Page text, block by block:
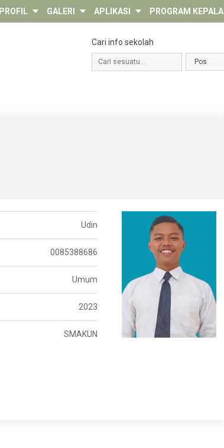
PROFIL GALERI APLIKASI PROGRAM KEPALA
Cari info sekolah
Udin
0085388686
Umum
2023
SMAKUN